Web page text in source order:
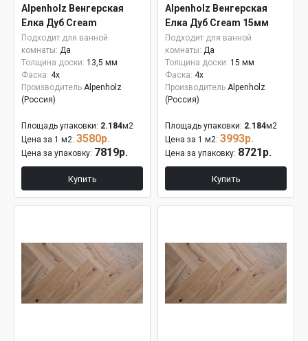
Alpenholz Венгерская
Елка Дуб Cream
Подходит для ванной
комнаты: Да
Толщина доски: 13,5 мм
Фаска: 4x
Производитель Alpenholz
(Россия)
Площадь упаковки: 2.184м2
Цена за 1 м2: 3580р.
Цена за упаковку: 7819р.
Купить
Alpenholz Венгерская
Елка Дуб Cream 15мм
Подходит для ванной
комнаты: Да
Толщина доски: 15 мм
Фаска: 4x
Производитель Alpenholz
(Россия)
Площадь упаковки: 2.184м2
Цена за 1 м2: 3993р.
Цена за упаковку: 8721р.
Купить